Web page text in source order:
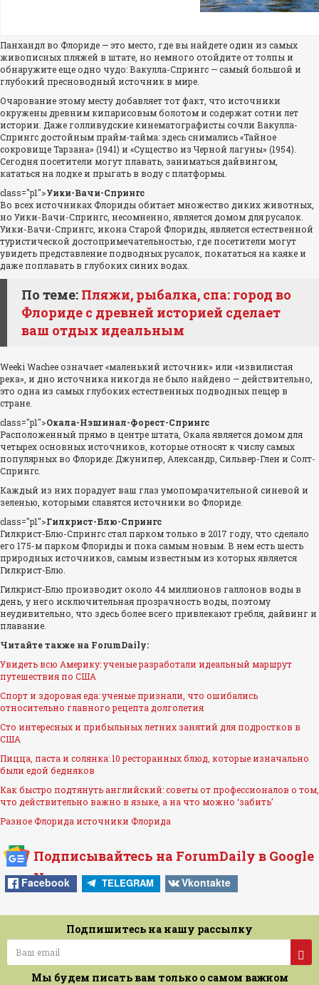
Панхандл во Флориде — это место, где вы найдете один из самых
живописных пляжей в штате, но немного отойдите от толпы и
обнаружите еще одно чудо: Вакулла-Спрингс — самый большой и
глубокий пресноводный источник в мире.
Очарование этому месту добавляет тот факт, что источники
окружены древним кипарисовым болотом и содержат сотни лет
истории. Даже голливудские кинематографисты сочли Вакулла-
Спрингс достойным прайм-тайма: здесь снимались «Тайное
сокровище Тарзана» (1941) и «Существо из Черной лагуны» (1954).
Сегодня посетители могут плавать, заниматься дайвингом,
кататься на лодке и прыгать в воду с платформы.
class="p1">Уики-Вачи-Спрингс
Во всех источниках Флориды обитает множество диких животных,
но Уики-Вачи-Спрингс, несомненно, является домом для русалок.
Уики-Вачи-Спрингс, икона Старой Флориды, является естественной
туристической достопримечательностью, где посетители могут
увидеть представление подводных русалок, покататься на каяке и
даже поплавать в глубоких синих водах.
По теме: Пляжи, рыбалка, спа: город во
Флориде с древней историей сделает
ваш отдых идеальным
Weeki Wachee означает «маленький источник» или «извилистая
река», и дно источника никогда не было найдено — действительно,
это одна из самых глубоких естественных подводных пещер в
стране.
class="p1">Окала-Нэшинал-Форест-Спрингс
Расположенный прямо в центре штата, Окала является домом для
четырех основных источников, которые относят к числу самых
популярных во Флориде: Джунипер, Александр, Сильвер-Глен и Солт-
Спрингс.
Каждый из них порадует ваш глаз умопомрачительной синевой и
зеленью, которыми славятся источники во Флориде.
class="p1">Гилкрист-Блю-Спрингс
Гилкрист-Блю-Спрингс стал парком только в 2017 году, что сделало
его 175-м парком Флориды и пока самым новым. В нем есть шесть
природных источников, самым известным из которых является
Гилкрист-Блю.
Гилкрист-Блю производит около 44 миллионов галлонов воды в
день, у него исключительная прозрачность воды, поэтому
неудивительно, что здесь более всего привлекают гребля, дайвинг и
плавание.
Читайте также на ForumDaily:
Увидеть всю Америку: ученые разработали идеальный маршрут
путешествия по США
Спорт и здоровая еда: ученые признали, что ошибались
относительно главного рецепта долголетия
Сто интересных и прибыльных летних занятий для подростков в
США
Пицца, паста и солянка: 10 ресторанных блюд, которые изначально
были едой бедняков
Как быстро подтянуть английский: советы от профессионалов о том,
что действительно важно в языке, а на что можно ‘забить’
РазноеФлорида источники Флорида
Подписывайтесь на ForumDaily в Google
News
Facebook TELEGRAM Vkontakte
Подпишитесь на нашу рассылку
Мы будем писать вам только о самом важном